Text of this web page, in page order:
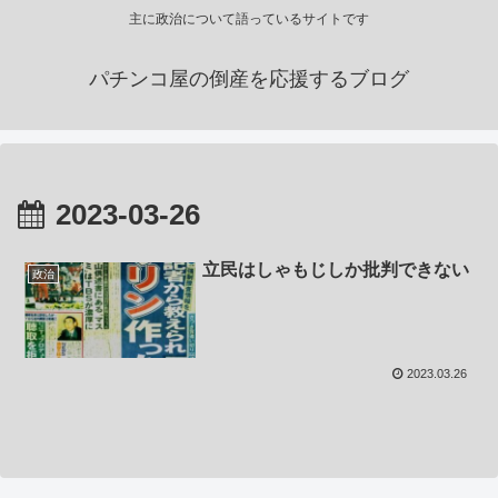
主に政治について語っているサイトです
パチンコ屋の倒産を応援するブログ
2023-03-26
政治 立民はしゃもじしか批判できない
2023.03.26